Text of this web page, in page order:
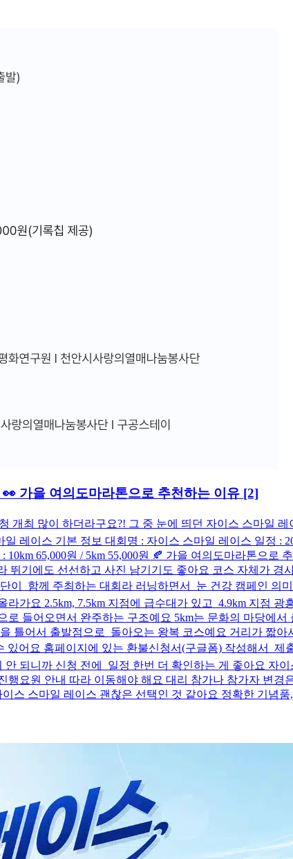
가을 여의도마라톤으로 추천하는 이유 [2]
개최 많이 하더라구요?! 그 중 눈에 띄던 자이스 스마일
레이스 기본 정보 대회명 : 자이스 스마일 레이스 일정 :
10km 65,000원 / 5km 55,000원 🍂 가을 여의도마라톤으
뛰기에도 선선하고 사진 남기기도 좋아요 코스 자체가
이 함께 주최하는 대회라 러닝하면서 눈 건강 캠페인
가요 2.5km, 7.5km 지점에 급수대가 있고 4.9km 지점
들어오면서 완주하는 구조예요 5km는 문화의 마당에
틀어서 출발점으로 돌아오는 왕복 코스예요 거리가 짧
있어요 홈페이지에 있는 환불신청서(구글폼) 작성해서
되니까 신청 전에 일정 한번 더 확인하는 게 좋아요 자
요원 안내 따라 이동해야 해요 대리 참가나 참가자 변
스 스마일 레이스 괜찮은 선택인 것 같아요 정확한 기념